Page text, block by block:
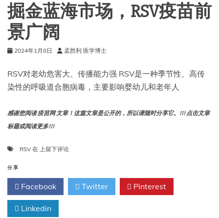
掘金蓝海市场，RSV疫苗前
景广阔
2024年1月8日 孟胜利 医学博士
RSV对老幼危害大、传播能力强 RSV是一种季节性、高传
染性的呼吸道合胞病毒，主要影响婴幼儿和老年人
感谢您阅读 疫苗网 文章！这篇文章是公开的，所以请随时分享它。!!! 点击文章
标题或阅读更多!!!
RSV 在 掘
海
市
场，
RSV
上留下评论
分享
Facebook Twitter Pinterest
Linkedin